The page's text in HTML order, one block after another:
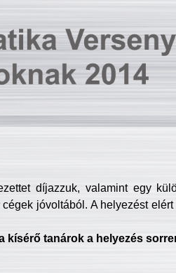
díjazzuk, valamint egy
jóvoltából. A helyezést
kísérő tanárok a helyezés